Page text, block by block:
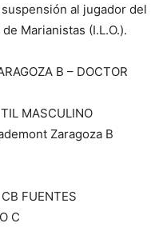
al jugador del
Marianistas (I.L.O.).
B – DOCTOR
MASCULINO
Zaragoza B
FUENTES
C